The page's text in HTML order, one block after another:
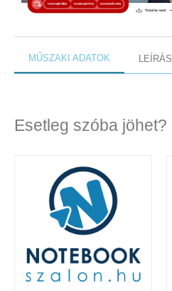
MŰSZAKI ADATOK LEÍRÁS
Esetleg szóba jöhet?